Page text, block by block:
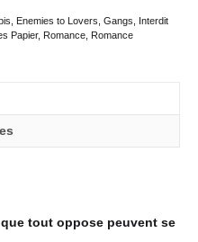
Enemies to Lovers Gangs
Interdit
Papier, Romance
Romance
tout oppose peuvent se